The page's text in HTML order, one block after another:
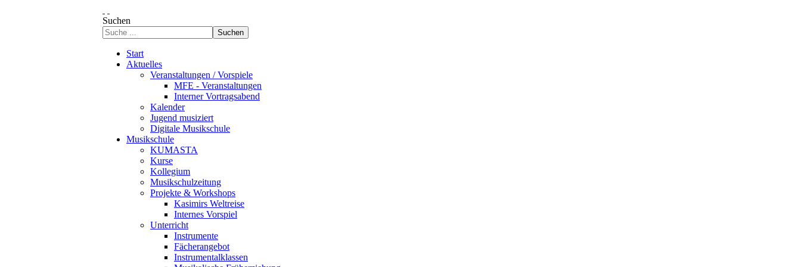
Suchen
Suchen
Start
Aktuelles
Veranstaltungen / Vorspiele
MFE - Veranstaltungen
Interner Vortragsabend
Kalender
Jugend musiziert
Digitale Musikschule
Musikschule
KUMASTA
Kurse
Kollegium
Musikschulzeitung
Projekte & Workshops
Kasimirs Weltreise
Internes Vorspiel
Unterricht
Instrumente
Fächerangebot
Instrumentalklassen